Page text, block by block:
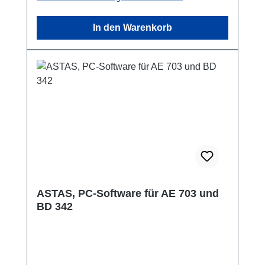
In den Warenkorb
ASTAS, PC-Software für AE 703 und
BD 342